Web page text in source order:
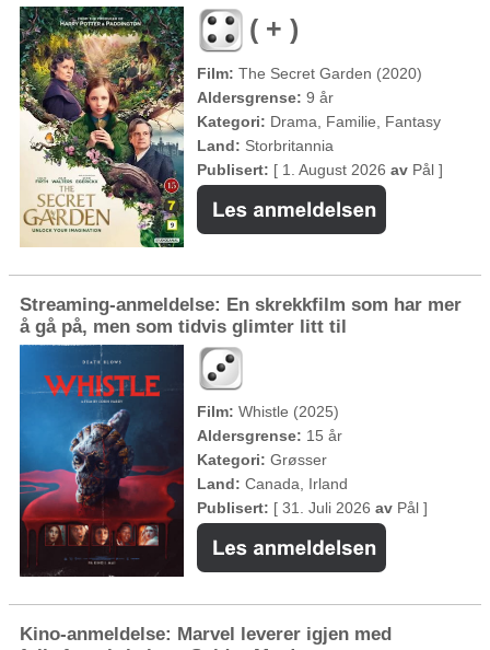
( + )
Film: The Secret Garden (2020)
Aldersgrense: 9 år
Kategori: Drama, Familie, Fantasy
Land: Storbritannia
Publisert: [ 1. August 2026 av Pål ]
Streaming-anmeldelse: En skrekkfilm som har mer
å gå på, men som tidvis glimter litt til
Film: Whistle (2025)
Aldersgrense: 15 år
Kategori: Grøsser
Land: Canada, Irland
Publisert: [ 31. Juli 2026 av Pål ]
Kino-anmeldelse: Marvel leverer igjen med